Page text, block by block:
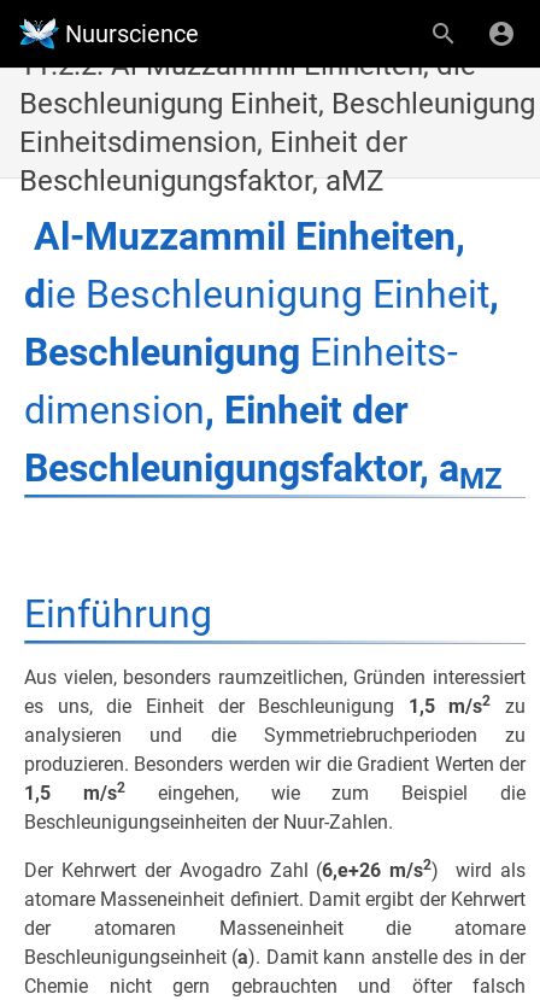
Nuurscience
11.2.2. Al-Muzzammil Einheiten, die
Beschleunigung Einheit, Beschleunigung
Einheitsdimension, Einheit der
Beschleunigungsfaktor, aMZ
Al-Muzzammil Einheiten,
die Beschleunigung Einheit,
Beschleunigung Einheits-
dimension, Einheit der
Beschleunigungsfaktor, aMZ
Einführung
Aus vielen, besonders raumzeitlichen, Gründen interessiert
es uns, die Einheit der Beschleunigung 1,5 m/s2
zu
analysieren und die Symmetriebruchperioden zu
produzieren. Besonders werden wir die Gradient Werten der
1,5
m/s2eingehen, wie zum Beispiel die
Beschleunigungseinheiten der Nuur-Zahlen.
Der Kehrwert der Avogadro Zahl (6,e+26 m/s2) wird als
atomare Masseneinheit definiert. Damit ergibt der Kehrwert
der atomaren Masseneinheit die atomare
Beschleunigungseinheit (a). Damit kann anstelle des in der
Chemie nicht gern gebrauchten und öfter falsch